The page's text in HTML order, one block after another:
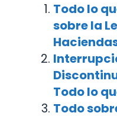
Todo lo
sobre la
Todo lo
Todo